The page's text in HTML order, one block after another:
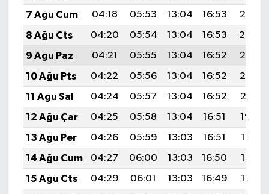
7 Ağu Cum
04:18 05:53 13:04 16:53
20:05
8 Ağu Cts
04:20 05:54 13:04 16:53
20:04
9 Ağu Paz
04:21 05:55 13:04 16:52
20:03
10 Ağu Pts
04:22 05:56 13:04 16:52
20:02
11 Ağu Sal
04:24 05:57 13:04 16:52
20:01
12 Ağu Çar
04:25 05:58 13:04 16:51
19:59
13 Ağu Per
04:26 05:59 13:03 16:51
19:58
14 Ağu Cum
04:27 06:00 13:03 16:50
19:57
15 Ağu Cts
04:29 06:01 13:03 16:49
19:56